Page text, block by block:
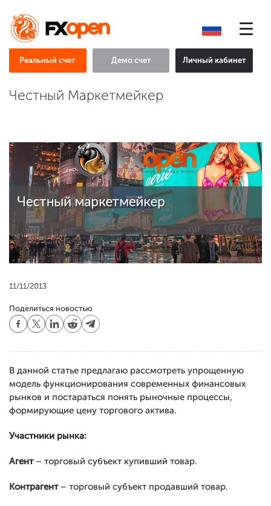
Реальный счет Демо счет Личный кабинет
Честный Маркетмейкер
11/11/2013
Поделиться новостью
В данной статье предлагаю рассмотреть упрощенную
модель функционирования современных финансовых
рынков и постараться понять рыночные процессы,
формирующие цену торгового актива.
Участники рынка:
Агент– торговый субъект купивший товар.
Контрагент– торговый субъект продавший товар.